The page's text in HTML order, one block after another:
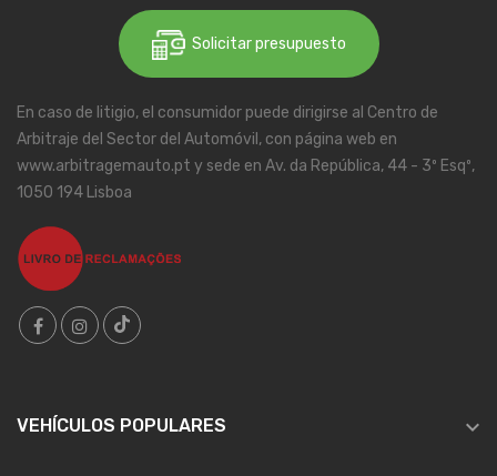
Solicitar presupuesto
En caso de litigio, el consumidor puede dirigirse al Centro de
Arbitraje del Sector del Automóvil, con página web en
www.arbitragemauto.pt y sede en Av. da República, 44 - 3º Esqº,
1050 194 Lisboa
VEHÍCULOS POPULARES 